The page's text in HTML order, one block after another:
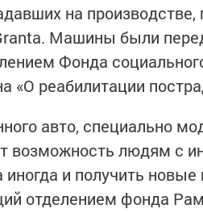
на
Машины были
Фонда
«О реабилитации
авто, специально
возможность людям с
иногда и получить
отделением фонда